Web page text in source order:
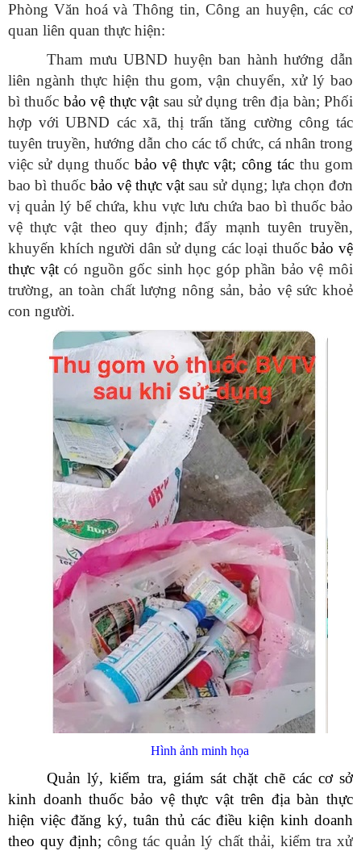
Phòng Văn hoá và Thông tin, Công an huyện, các cơ
quan liên quan thực hiện:
Tham mưu UBND huyện ban hành hướng dẫn
liên ngành thực hiện thu gom, vận chuyển, xử lý bao
bì thuốc bảo vệ thực vật sau sử dụng trên địa bàn; Phối
hợp với UBND các xã, thị trấn tăng cường công tác
tuyên truyền, hướng dẫn cho các tổ chức, cá nhân trong
việc sử dụng thuốc bảo vệ thực vật; công tác thu gom
bao bì thuốc bảo vệ thực vật sau sử dụng; lựa chọn đơn
vị quản lý bể chứa, khu vực lưu chứa bao bì thuốc bảo
vệ thực vật theo quy định; đẩy mạnh tuyên truyền,
khuyến khích người dân sử dụng các loại thuốcbảo vệ
thực vậtcó nguồn gốc sinh học góp phần bảo vệ môi
trường, an toàn chất lượng nông sản, bảo vệ sức khoẻ
con người.
Hình ảnh minh họa
Quản lý, kiểm tra, giám sát chặt chẽ các cơ sở
kinh doanh thuốc bảo vệ thực vật trên địa bàn thực
hiện việc đăng ký, tuân thủ các điều kiện kinh doanh
theo quy định; công tác quản lý chất thải, kiểm tra xử